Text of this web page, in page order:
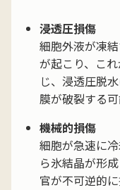
浸透圧損傷
細胞外液が凍
が起こり、こ
じ、浸透圧脱
膜が破裂する可
機械的損傷
細胞が急速に
ら氷結晶が形
官が不可逆的